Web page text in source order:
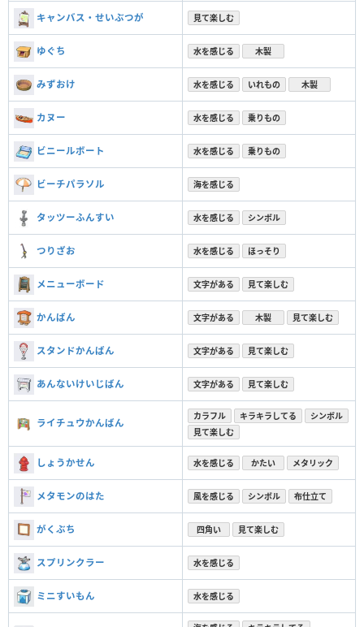
キャンバス・せいぶつが 見て楽しむ
ゆぐち 水を感じる 木製
みずおけ 水を感じる いれもの 木製
カヌー 水を感じる 乗りもの
ビニールボート 水を感じる 乗りもの
ビーチパラソル 海を感じる
タッツーふんすい 水を感じる シンボル
つりざお 水を感じる ほっそり
メニューボード 文字がある 見て楽しむ
かんばん 文字がある 木製 見て楽しむ
スタンドかんばん 文字がある 見て楽しむ
あんないけいじばん 文字がある 見て楽しむ
ライチュウかんばん
カラフル キラキラしてる
シンボル
見て楽しむ
しょうかせん 水を感じる かたい メタリック
メタモンのはた 風を感じる シンボル 布仕立て
がくぶち 四角い 見て楽しむ
スプリンクラー 水を感じる
ミニすいもん 水を感じる